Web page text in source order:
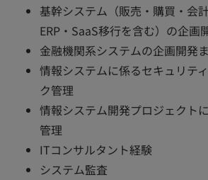
基幹システム（販売・購買・会
ERP・SaaS移行を含む）の企画
金融機関系システムの企画開発
情報システムに係るセキュリテ
ク管理
情報システム開発プロジェクト
管理
ITコンサルタント経験
システム監査